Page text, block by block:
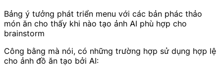
Bảng ý tưởng phát triển menu với các bản phác thảo
món ăn cho thấy khi nào tạo ảnh AI phù hợp cho
brainstorm
Công bằng mà nói, có những trường hợp sử dụng hợp lệ
cho ảnh đồ ăn tạo bởi AI: